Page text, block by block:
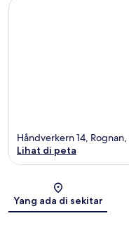
Håndverkern 14,
Lihat di peta
Yang ada di sekitar